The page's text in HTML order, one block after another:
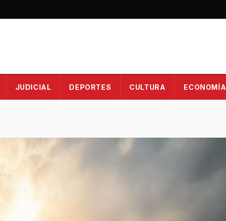
JUDICIAL DEPORTES CULTURA ECONOMÍA